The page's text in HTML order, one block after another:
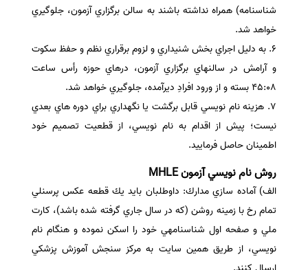
شناسنامه) همراه نداشته باشند به سالن برگزاري آزمون، جلوگيري
خواهد شد.
٦. به دليل اجراي بخش شنيداري و لزوم برقراري نظم و حفظ سكوت
و آرامش در سالنهاي برگزاري آزمون، درهاي حوزه رأس ساعت
٤٥:٠٨ بسته و از ورود افرادِ ديرآمده، جلوگيري خواهد شد.
٧. هزينه­ نام نويسي قابل برگشت يا نگهداري براي دوره ­هاي بعدي
نيست؛ پيش از اقدام به نام نويسي، از قطعيت تصميم خود
اطمينان حاصل فرماييد.
روش نام نويسي آزمون MHLE
الف) آماده ­سازي مدارك: داوطلبان بايد يك قطعه عكس پرسنلي
تمام رخ با زمينه روشن (كه در سال جاري گرفته شده باشد)، كارت
ملي و صفحه اول شناسنامه­ي خود را اسكن نموده و هنگام نام
نويسي، از طريق همين سايت به مركز سنجش آموزش پزشكي